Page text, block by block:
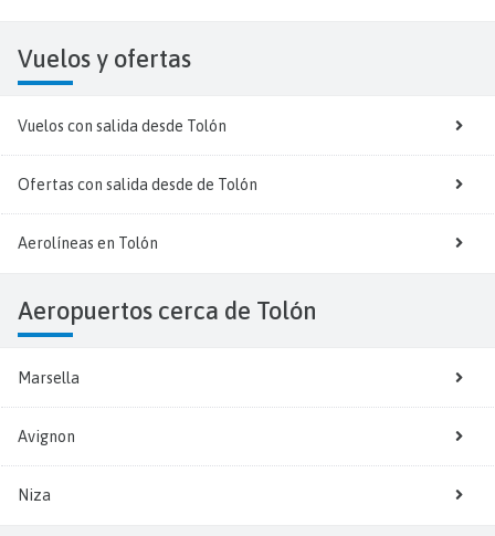
Vuelos y ofertas
Vuelos con salida desde Tolón
Ofertas con salida desde de Tolón
Aerolíneas en Tolón
Aeropuertos cerca de Tolón
Marsella
Avignon
Niza